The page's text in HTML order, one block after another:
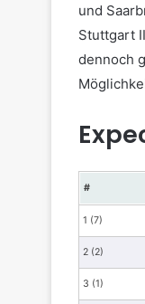
und
Stuttgart
dennoch
#
1 (7)
2 (2)
3 (1)